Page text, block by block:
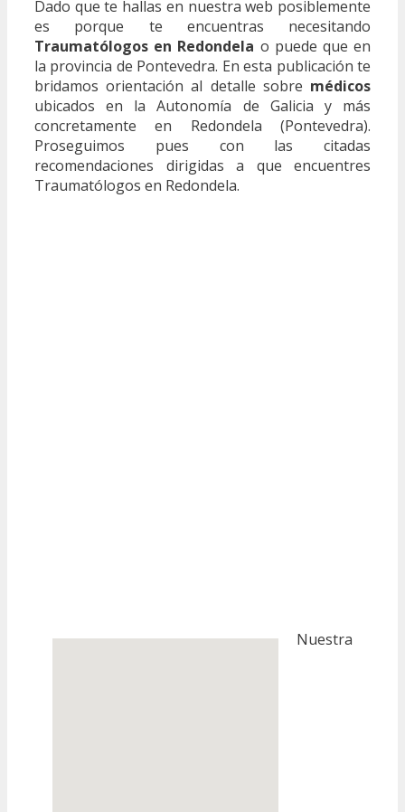
Dado que te hallas en nuestra web posiblemente
es porque te encuentras necesitando
Traumatólogos en Redondela o puede que en
la provincia de Pontevedra. En esta publicación te
bridamos orientación al detalle sobre médicos
ubicados en la Autonomía de Galicia y más
concretamente en Redondela (Pontevedra).
Proseguimos pues con las citadas
recomendaciones dirigidas a que encuentres
Traumatólogos en Redondela.
Nuestra